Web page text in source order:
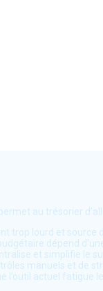
permet au trésorier
trop lourd et source
dépend
et simplifie le
manuels et de
l’outil actuel fatigue